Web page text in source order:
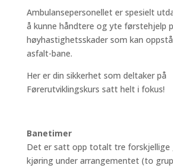
Ambulansepersonellet er spesielt
å kunne håndtere og yte førstehjelp
høyhastighetsskader som kan
asfalt-bane.
Her er din sikkerhet som deltaker på
Førerutviklingskurs satt helt i fokus!
Banetimer
Det er satt opp totalt tre forskjellige
kjøring under arrangementet (to